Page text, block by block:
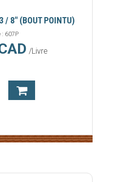
/ 8" (BOUT POINTU)
: 607P
/Livre